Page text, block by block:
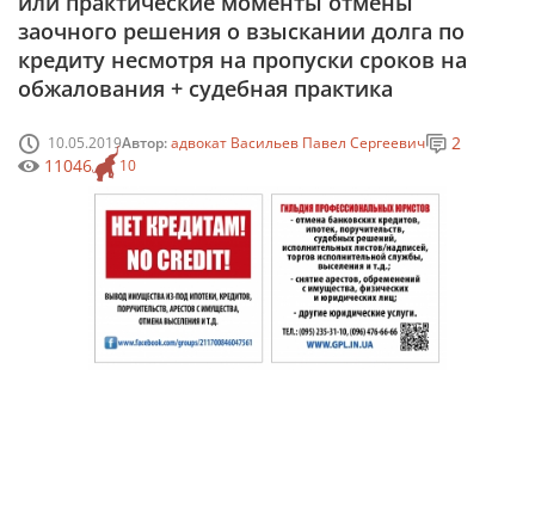
заочного решения о взыскании долга по
кредиту несмотря на пропуски сроков на
обжалования + судебная практика
10.05.2019Автор:адвокат Васильев Павел Сергеевич
10
2
11046